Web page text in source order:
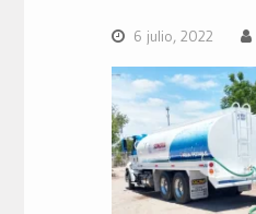
6 julio, 2022